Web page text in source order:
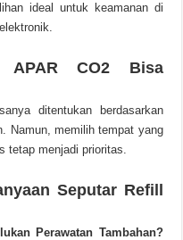
ideal untuk keamanan di
APAR CO2 Bisa
ditentukan berdasarkan
Namun, memilih tempat yang
tetap menjadi prioritas.
Seputar Refill
Perawatan Tambahan?